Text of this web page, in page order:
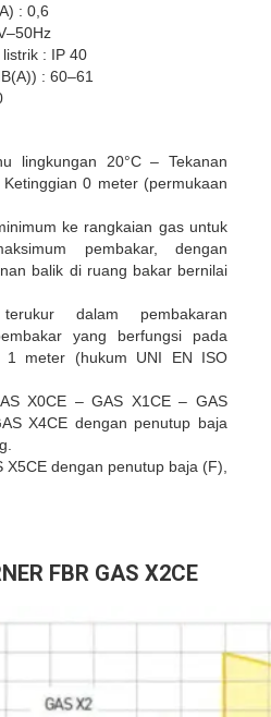
: 0,6
: IP 40
: 60–61
lingkungan 20°C – Tekanan
0 meter (permukaan
ke rangkaian gas untuk
pembakar, dengan
balik di ruang bakar bernilai
dalam pembakaran
yang berfungsi pada
1 meter (hukum UNI EN ISO
X0CE – GAS X1CE – GAS
X4CE dengan penutup baja
X5CE dengan penutup baja (F),
FBR GAS X2CE